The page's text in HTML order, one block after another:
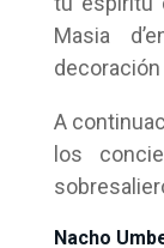
Masia
decoración
A
los
Nacho